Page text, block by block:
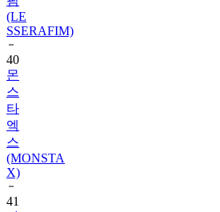
40
몬
스
타
엑
스
(MONSTA
X)
41
아
홉